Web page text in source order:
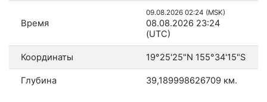
Время
09.08.2026 02:24 (MSK)
08.08.2026 23:24
(UTC)
Координаты 19°25'25"N 155°34'15"S
Глубина 39,189998626709 км.